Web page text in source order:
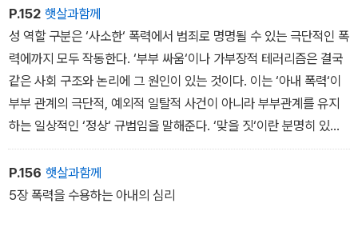
합리화‘, 정당‘화‘할 필요를 느끼지 않는다. 그러므로 이들의 폭력 부
정은 방어 기제가 아니라 오히려 자신의 인식 구조를 확실히 하는 일
종의 공격 방법이다. 자아가 없다는 것은 자신의 자아가 타인의 자아
와 부딪칠 때 생기는 갈등이 없다는 것을 의미한다. 자신의 행위를 남
편의 권리와 의무로 생각하기 때문에 아내를 구타한 후 죄책감이나
연민, 아내의 고통에 대한 반응(sensitive)이 없다. 이제는 남편으로
이 ‘무서운‘ 지경이 된다. 자신이 폭력을 행사했다는 아내와 이 사회의
주장은 자신의 신념을 억압하는 것이다.
P.152 햇살과함께
성 역할 구분은 ‘사소한‘ 폭력에서 범죄로 명명될 수 있는 극단적인 폭
력에까지 모두 작동한다. ‘부부 싸움‘이나 가부장적 테러리즘은 결국
같은 사회 구조와 논리에 그 원인이 있는 것이다. 이는 ‘아내 폭력‘이
부부 관계의 극단적, 예외적 일탈적 사건이 아니라 부부관계를 유지
하는 일상적인 ‘정상‘ 규범임을 말해준다. ‘맞을 짓‘이란 분명히 있었
다. 그러나 그것은 여성과 남성이 가족 제도를 통해아내와 남편이 되
었을 때만 발효된다. 현재의 가족 제도에서 ‘맞을짓‘은 남녀의 역할 규
범 그 자체에서 발생한다.
P.156 햇살과함께
5장 폭력을 수용하는 아내의 심리